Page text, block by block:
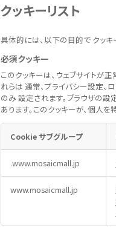
クッキーリスト
具体的には、以下の目的で クッキ
必須クッキー
このクッキーは、ウェブサイトが
れらは 通常、プライバシー設定、
のみ 設定されます。ブラウザの設
あります。このクッキーが、個人
ク
Cookie サブグループ
.www.mosaicmall.jp
www.mosaicmall.jp